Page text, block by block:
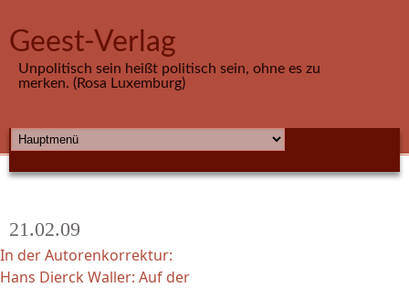
Geest-Verlag
Unpolitisch sein heißt politisch sein, ohne es zu
merken. (Rosa Luxemburg)
HAUPTMENÜ
21.02.09
In der Autorenkorrektur:
Hans Dierck Waller: Auf der